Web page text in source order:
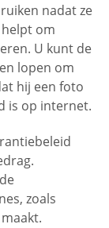
nadat ze
om
U kunt de
lopen om
hij een foto
is op internet.
zoals